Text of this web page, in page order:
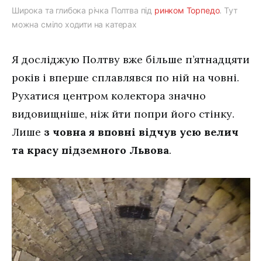
Широка та глибока річка Полтва під ринком Торпедо. Тут
можна сміло ходити на катерах
Я досліджую Полтву вже більше п’ятнадцяти
років і вперше сплавлявся по ній на човні.
Рухатися центром колектора значно
видовищніше, ніж йти попри його стінку.
Лише з човна я вповні відчув усю велич
та красу підземного Львова.